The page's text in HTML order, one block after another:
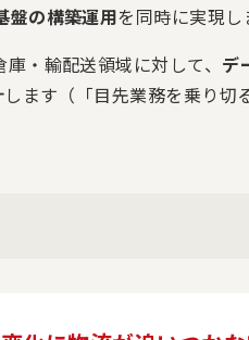
盤の構築運用を同時に実現し
・輸配送領域に対して、 デ
ます（「目先業務を乗り切